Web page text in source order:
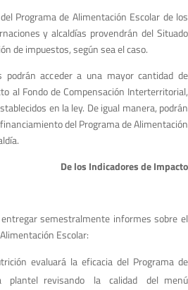
Programa de Alimentación Escolar de los
y alcaldías provendrán del Situado
de impuestos, según sea el caso.
podrán acceder a una mayor cantidad de
al Fondo de Compensación Interterritorial,
en la ley. De igual manera, podrán
del Programa de Alimentación
De los Indicadores de Impacto
semestralmente informes sobre el
Escolar:
evaluará la eficacia del Programa de
plantel revisando la calidad del menú